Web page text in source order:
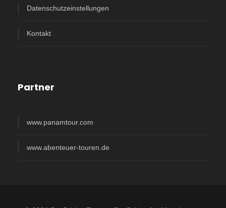
Datenschutzeinstellungen
Kontakt
Partner
www.panamtour.com
www.abenteuer-touren.de